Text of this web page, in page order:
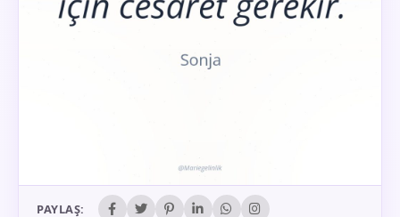
PAYLAŞ: